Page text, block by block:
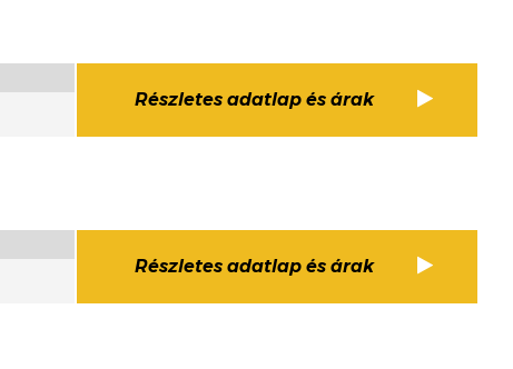
Részletes adatlap és árak
Részletes adatlap és árak